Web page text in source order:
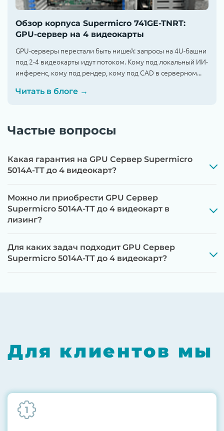
Обзор корпуса Supermicro 741GE-TNRT:
GPU-сервер на 4 видеокарты
GPU-серверы перестали быть нишей: запросы на 4U-башни
под 2-4 видеокарты идут потоком. Кому под локальный ИИ-
инференс, кому под рендер, кому под CAD в серверном...
Читать в блоге →
Частые вопросы
Какая гарантия на GPU Сервер Supermicro
5014A-TT до 4 видеокарт?
Можно ли приобрести GPU Сервер
Supermicro 5014A-TT до 4 видеокарт в
лизинг?
Для каких задач подходит GPU Сервер
Supermicro 5014A-TT до 4 видеокарт?
Для клиентов мы
1